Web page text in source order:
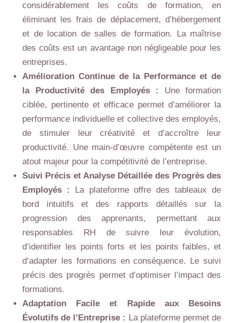
considérablement les coûts de formation, en
éliminant les frais de déplacement, d’hébergement
et de location de salles de formation. La maîtrise
des coûts est un avantage non négligeable pour les
entreprises.
Amélioration Continue de la Performance et de
la Productivité des Employés : Une formation
ciblée, pertinente et efficace permet d’améliorer la
performance individuelle et collective des employés,
de stimuler leur créativité et d’accroître leur
productivité. Une main-d’œuvre compétente est un
atout majeur pour la compétitivité de l’entreprise.
Suivi Précis et Analyse Détaillée des Progrès des
Employés : La plateforme offre des tableaux de
bord intuitifs et des rapports détaillés sur la
progression des apprenants, permettant aux
responsables RH de suivre leur évolution,
d’identifier les points forts et les points faibles, et
d’adapter les formations en conséquence. Le suivi
précis des progrès permet d’optimiser l’impact des
formations.
Adaptation Facile et Rapide aux Besoins
Évolutifs de l’Entreprise : La plateforme permet de